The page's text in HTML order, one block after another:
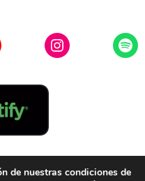
Instagram
de nuestras condiciones de